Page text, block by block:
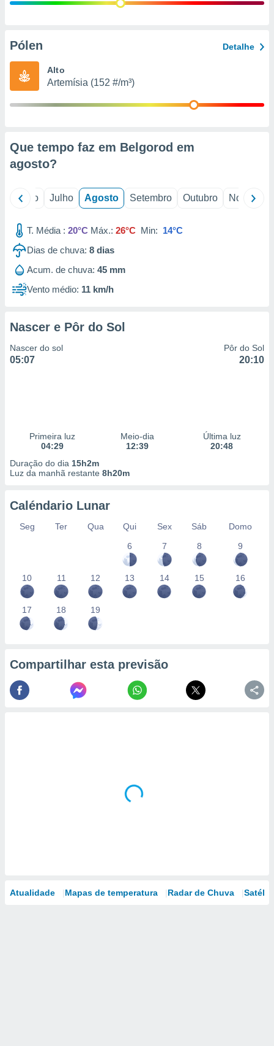
e
de
Pólen Detalhe
Alto
Artemísia (152 #/m³)
Que tempo faz em Belgorod em
agosto?
Junho Julho Agosto Setembro Outubro Novembro
T. Média : 20°C Máx.: 26°C Min: 14°C
Dias de chuva: 8 dias
Acum. de chuva: 45 mm
Vento médio: 11 km/h
Nascer e Pôr do Sol
Nascer do sol
05:07
Pôr do Sol
20:10
Primeira luz
04:29
Meio-dia
12:39
Última luz
20:48
Duração do dia 15h2m
Luz da manhã restante 8h20m
Caléndario Lunar
Seg Ter Qua Qui Sex Sáb
Domo
6
7 8 9
10 11 12 13 14 15 16
17 18 19
Compartilhar esta previsão
Atualidade Mapas de temperatura Radar de Chuva